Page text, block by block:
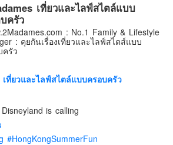
เที่ยวและไลฟ์สไตล์แบบ
ครัว
: No.1 Family & Lifestyle
: คุยกันเรื่องเที่ยวและไลฟ์สไตส์แบบ
ครัว
ที่ยวและไลฟ์สไตล์แบบครอบครัว
is calling
#HongKongSummerFun